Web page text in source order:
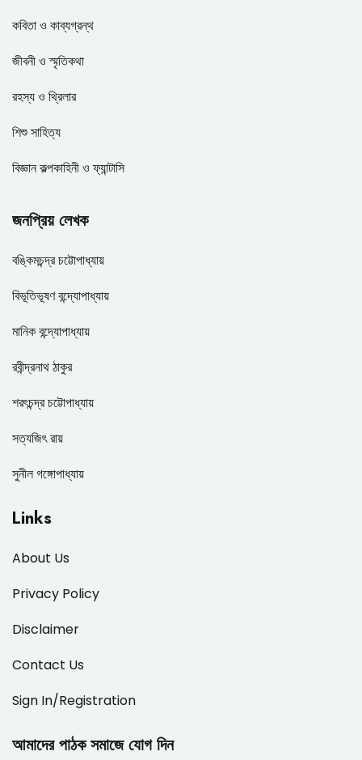
কবিতা ও কাব্যগ্রন্থ
জীবনী ও স্মৃতিকথা
রহস্য ও থ্রিলার
শিশু সাহিত্য
বিজ্ঞান কল্পকাহিনী ও ফ্যান্টাসি
জনপ্রিয় লেখক
বঙ্কিমচন্দ্র চট্টোপাধ্যায়
বিভূতিভূষণ বন্দ্যোপাধ্যায়
মানিক বন্দ্যোপাধ্যায়
রবীন্দ্রনাথ ঠাকুর
শরৎচন্দ্র চট্টোপাধ্যায়
সত্যজিৎ রায়
সুনীল গঙ্গোপাধ্যায়
Links
About Us
Privacy Policy
Disclaimer
Contact Us
Sign In/Registration
আমাদের পাঠক সমাজে যোগ দিন